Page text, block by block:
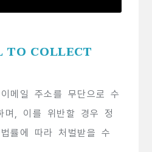
TO COLLECT
메일 주소를 무단으로 수
며, 이를 위반할 경우 정
률에 따라 처벌받을 수